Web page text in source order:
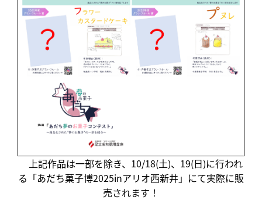
上記作品は一部を除き、10/18(土)、19(日)に行われ
る「あだち菓子博2025inアリオ西新井」にて実際に販
売されます！